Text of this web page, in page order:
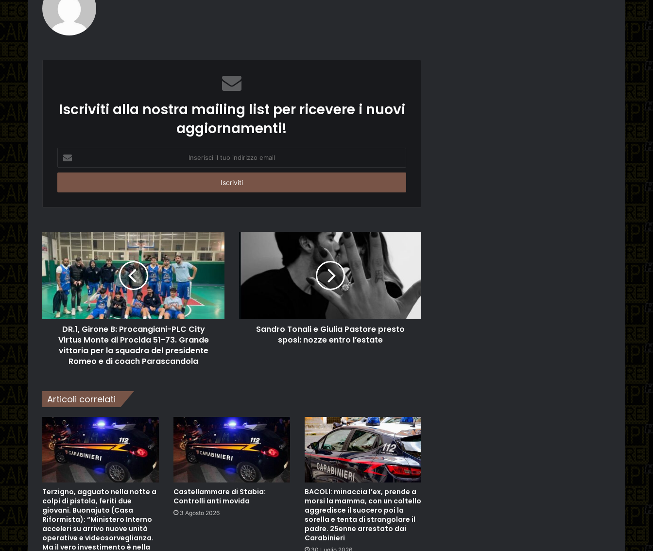
Iscriviti alla nostra mailing list per ricevere i nuovi
aggiornamenti!
tuo
email
DR.1, Girone B: Procangiani-PLC City
Virtus Monte di Procida 51-73. Grande
vittoria per la squadra del presidente
Romeo e di coach Parascandola
Sandro Tonali e Giulia Pastore presto
sposi: nozze entro l’estate
Articoli correlati
Terzigno, agguato nella notte a
colpi di pistola, feriti due
giovani. Buonajuto (Casa
Riformista): “Ministero Interno
acceleri su arrivo nuove unità
operative e videosorveglianza.
Ma il vero investimento è nella
Castellammare di Stabia:
Controlli anti movida
3 Agosto 2026
BACOLI: minaccia l’ex, prende a
morsi la mamma, con un coltello
aggredisce il suocero poi la
sorella e tenta di strangolare il
padre. 25enne arrestato dai
Carabinieri